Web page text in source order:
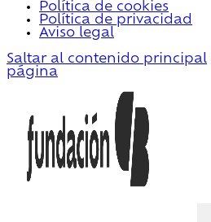
Política de cookies
Política de privacidad
Aviso legal
Saltar al contenido principal
página